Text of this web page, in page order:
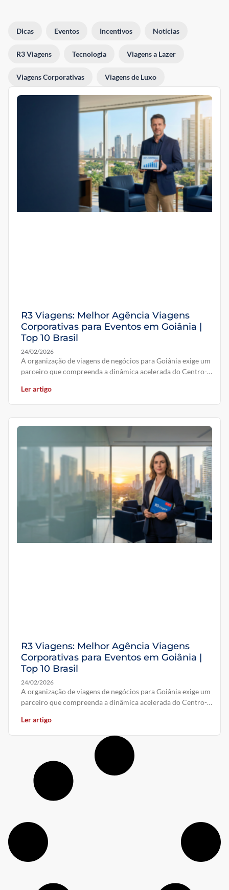
Dicas Eventos Incentivos Notícias
R3 Viagens Tecnologia Viagens a Lazer
Viagens Corporativas Viagens de Luxo
R3 Viagens: Melhor Agência Viagens
Corporativas para Eventos em Goiânia |
Top 10 Brasil
24/02/2026
A organização de viagens de negócios para Goiânia exige um
parceiro que compreenda a dinâmica acelerada do Centro-
Ler artigo
R3 Viagens: Melhor Agência Viagens
Corporativas para Eventos em Goiânia |
Top 10 Brasil
24/02/2026
A organização de viagens de negócios para Goiânia exige um
parceiro que compreenda a dinâmica acelerada do Centro-
Ler artigo